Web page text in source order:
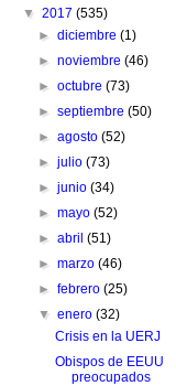
▼ 2017 (535)
►diciembre(1)
►noviembre(46)
►octubre(73)
►septiembre(50)
►agosto(52)
►julio(73)
►junio(34)
►mayo(52)
►abril(51)
►marzo(46)
►febrero(25)
▼enero(32)
Crisis en la UERJ
Obispos de EEUU
preocupados